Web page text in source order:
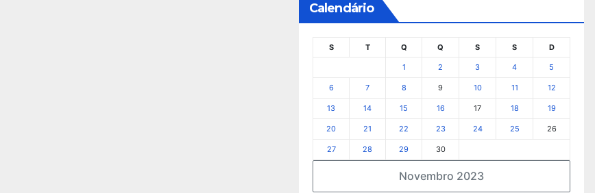
Calendário
Novembro 2023
S T Q Q S S D
1 2 3 4 5
6 7 8 9 10 11 12
13 14 15 16 17 18 19
20 21 22 23 24 25 26
27 28 29 30